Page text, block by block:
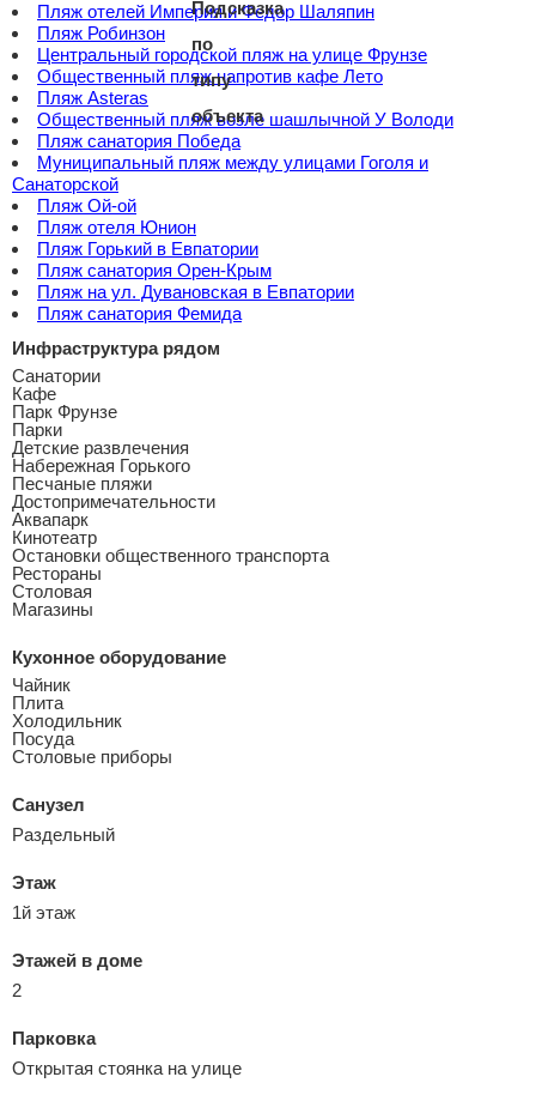
Пляж отелей Империя и Федор Шаляпин
Пляж Робинзон
Центральный городской пляж на улице Фрунзе
Общественный пляж напротив кафе Лето
Пляж Asteras
Общественный пляж возле шашлычной У Володи
Пляж санатория Победа
Муниципальный пляж между улицами Гоголя и
Санаторской
Пляж Ой-ой
Пляж отеля Юнион
Пляж Горький в Евпатории
Пляж санатория Орен-Крым
Пляж на ул. Дувановская в Евпатории
Пляж санатория Фемида
Инфраструктура рядом
Санатории
Кафе
Парк Фрунзе
Парки
Детские развлечения
Набережная Горького
Песчаные пляжи
Достопримечательности
Аквапарк
Кинотеатр
Остановки общественного транспорта
Рестораны
Столовая
Магазины
Кухонное оборудование
Чайник
Плита
Холодильник
Посуда
Столовые приборы
Санузел
Раздельный
Этаж
1й этаж
Этажей в доме
2
Парковка
Открытая стоянка на улице